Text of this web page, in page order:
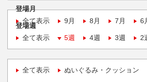
登場月
全て表示
9月 8月 7月 6
登場週
全て表示
5週 4週 3週 2
全て表示 ぬいぐるみ・クッション